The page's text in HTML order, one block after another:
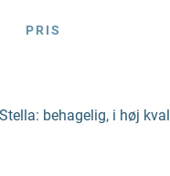
PRIS
behagelig, i høj